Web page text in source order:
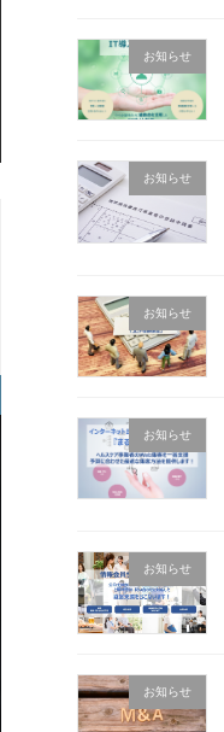
お知らせ
お知らせ
お知らせ
お知らせ
お知らせ
お知らせ